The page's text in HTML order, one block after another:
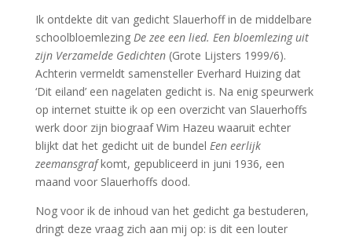
Ik ontdekte dit van gedicht Slauerhoff in de middelbare
schoolbloemlezing De zee een lied. Een bloemlezing uit
zijn Verzamelde Gedichten(Grote Lijsters 1999/6).
Achterin vermeldt samensteller Everhard Huizing dat
‘Dit eiland’ een nagelaten gedicht is. Na enig speurwerk
op internet stuitte ik op een overzicht van Slauerhoffs
werk door zijn biograaf Wim Hazeu waaruit echter
blijkt dat het gedicht uit de bundel Een eerlijk
zeemansgrafkomt, gepubliceerd in juni 1936, een
maand voor Slauerhoffs dood.
Nog voor ik de inhoud van het gedicht ga bestuderen,
dringt deze vraag zich aan mij op: is dit een louter